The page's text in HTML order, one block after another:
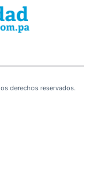
derechos reservados.